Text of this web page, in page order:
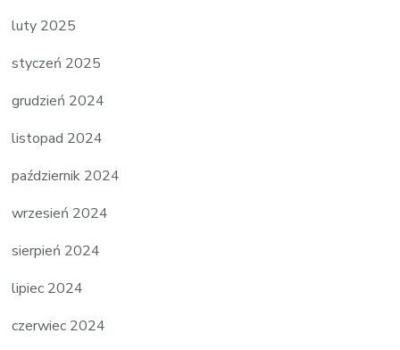
luty 2025
styczeń 2025
grudzień 2024
listopad 2024
październik 2024
wrzesień 2024
sierpień 2024
lipiec 2024
czerwiec 2024